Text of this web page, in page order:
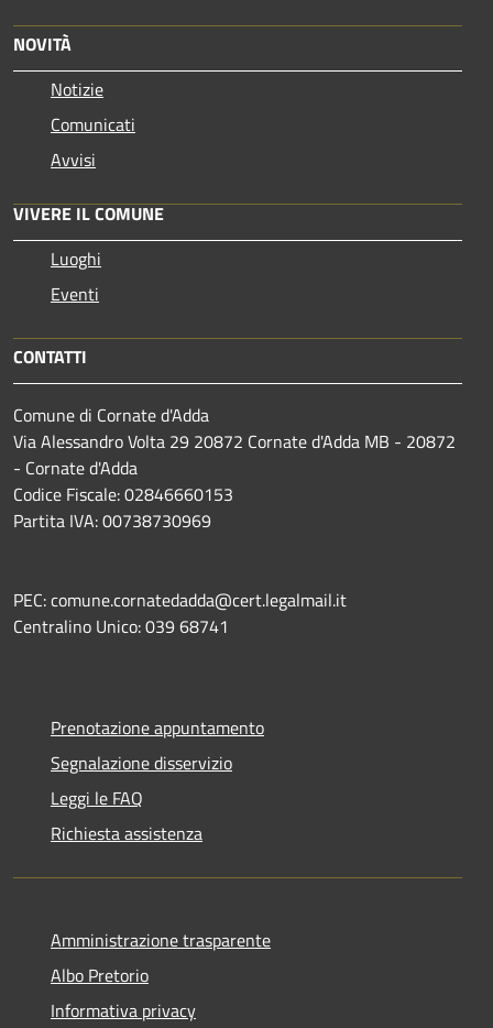
NOVITÀ
Notizie
Comunicati
Avvisi
VIVERE IL COMUNE
Luoghi
Eventi
CONTATTI
Comune di Cornate d'Adda
Via Alessandro Volta 29 20872 Cornate d'Adda MB - 20872
- Cornate d'Adda
Codice Fiscale: 02846660153
Partita IVA: 00738730969
PEC: comune.cornatedadda@cert.legalmail.it
Centralino Unico: 039 68741
Prenotazione appuntamento
Segnalazione disservizio
Leggi le FAQ
Richiesta assistenza
Amministrazione trasparente
Albo Pretorio
Informativa privacy